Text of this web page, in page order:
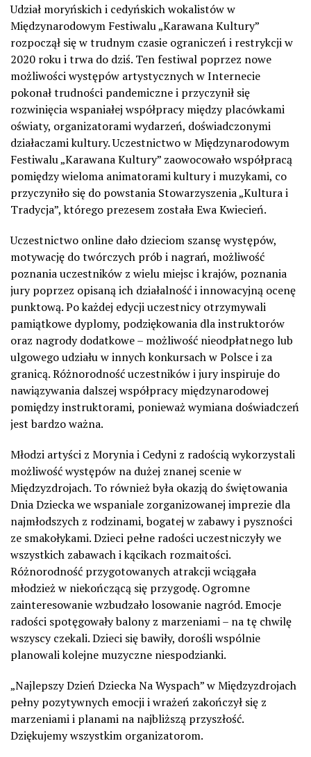
Udział moryńskich i cedyńskich wokalistów w
Międzynarodowym Festiwalu „Karawana Kultury”
rozpoczął się w trudnym czasie ograniczeń i restrykcji w
2020 roku i trwa do dziś. Ten festiwal poprzez nowe
możliwości występów artystycznych w Internecie
pokonał trudności pandemiczne i przyczynił się
rozwinięcia wspaniałej współpracy między placówkami
oświaty, organizatorami wydarzeń, doświadczonymi
działaczami kultury. Uczestnictwo w Międzynarodowym
Festiwalu „Karawana Kultury” zaowocowało współpracą
pomiędzy wieloma animatorami kultury i muzykami, co
przyczyniło się do powstania Stowarzyszenia „Kultura i
Tradycja”, którego prezesem została Ewa Kwiecień.
Uczestnictwo online dało dzieciom szansę występów,
motywację do twórczych prób i nagrań, możliwość
poznania uczestników z wielu miejsc i krajów, poznania
jury poprzez opisaną ich działalność i innowacyjną ocenę
punktową. Po każdej edycji uczestnicy otrzymywali
pamiątkowe dyplomy, podziękowania dla instruktorów
oraz nagrody dodatkowe – możliwość nieodpłatnego lub
ulgowego udziału w innych konkursach w Polsce i za
granicą. Różnorodność uczestników i jury inspiruje do
nawiązywania dalszej współpracy międzynarodowej
pomiędzy instruktorami, ponieważ wymiana doświadczeń
jest bardzo ważna.
Młodzi artyści z Morynia i Cedyni z radością wykorzystali
możliwość występów na dużej znanej scenie w
Międzyzdrojach. To również była okazją do świętowania
Dnia Dziecka we wspaniale zorganizowanej imprezie dla
najmłodszych z rodzinami, bogatej w zabawy i pyszności
ze smakołykami. Dzieci pełne radości uczestniczyły we
wszystkich zabawach i kącikach rozmaitości.
Różnorodność przygotowanych atrakcji wciągała
młodzież w niekończącą się przygodę. Ogromne
zainteresowanie wzbudzało losowanie nagród. Emocje
radości spotęgowały balony z marzeniami – na tę chwilę
wszyscy czekali. Dzieci się bawiły, dorośli wspólnie
planowali kolejne muzyczne niespodzianki.
„Najlepszy Dzień Dziecka Na Wyspach” w Międzyzdrojach
pełny pozytywnych emocji i wrażeń zakończył się z
marzeniami i planami na najbliższą przyszłość.
Dziękujemy wszystkim organizatorom.